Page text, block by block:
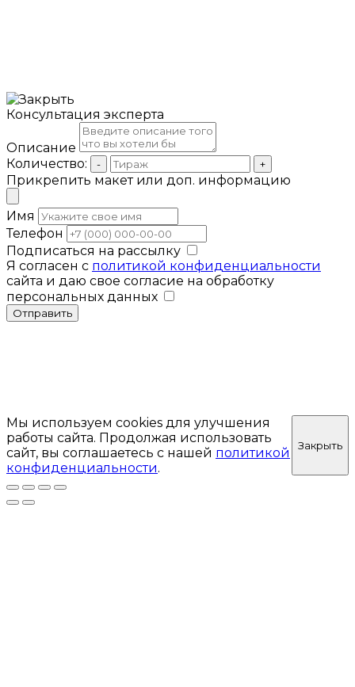
Консультация эксперта
Описание
Количество:
- +
Прикрепить макет или доп. информацию
Имя
Телефон
Подписаться на рассылку
Я согласен с политикой конфиденциальности
сайта и даю свое согласие на обработку
персональных данных
Отправить
Мы используем cookies для улучшения
работы сайта. Продолжая использовать
сайт, вы соглашаетесь с нашей политикой
конфиденциальности.
Закрыть